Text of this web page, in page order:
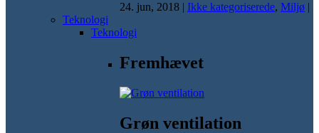
24. jun, 2018 | Ikke kategoriserede, Miljø |
Teknologi
Teknologi
Fremhævet
Grøn ventilation